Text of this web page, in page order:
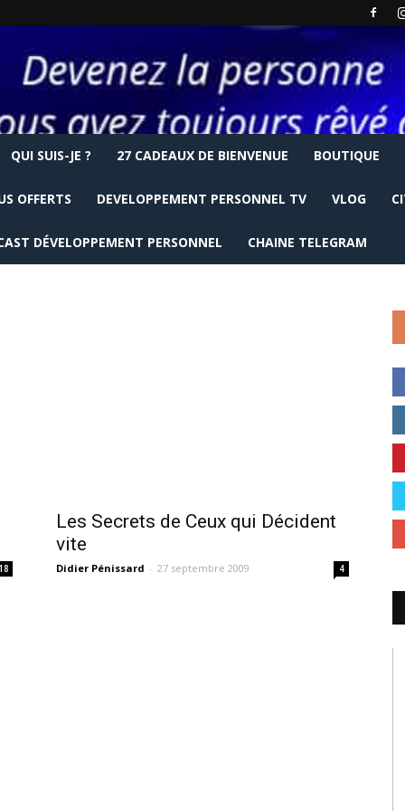
QUI SUIS-JE ? 27 CADEAUX DE BIENVENUE BOUTIQUE
OFFERTS DEVELOPPEMENT PERSONNEL TV VLOG
DÉVELOPPEMENT PERSONNEL CHAINE TELEGRAM
18
Les Secrets de Ceux qui Décident
vite
Didier Pénissard - 27 septembre 2009 4